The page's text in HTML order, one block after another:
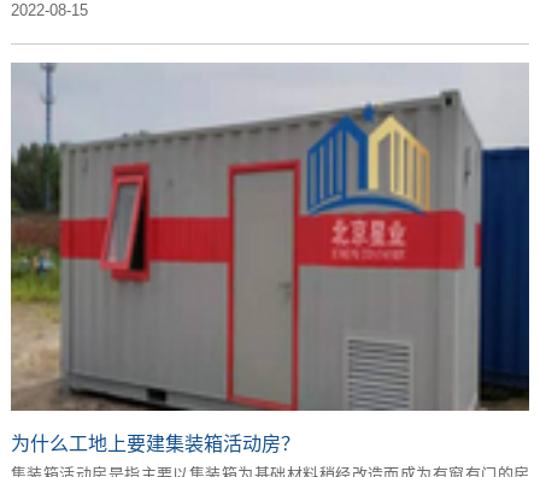
2022-08-15
为什么工地上要建集装箱活动房？